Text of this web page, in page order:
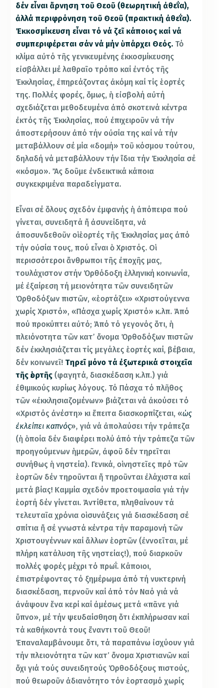
δέν εἶναι ἄρνηση τοῦ Θεοῦ (θεωρητική ἀθεΐα),
ἀλλά περιφρόνηση τοῦ Θεοῦ (πρακτική ἀθεΐα).
Ἐκκοσμίκευση εἶναι τό νά ζεῖ κάποιος καί νά
συμπεριφέρεται σάν νά μήν ὑπάρχει Θεός. Τό
κλίμα αὐτό τῆς γενικευμένης ἐκκοσμίκευσης
εἰσβάλλει μέ λαθραῖο τρόπο καί ἐντός τῆς
Ἐκκλησίας, ἐπηρεάζοντας ἀκόμη καί τίς ἑορτές
της. Πολλές φορές, ὅμως, ἡ εἰσβολή αὐτή
σχεδιάζεται μεθοδευμένα ἀπό σκοτεινά κέντρα
ἐκτός τῆς Ἐκκλησίας, πού ἐπιχειροῦν νά τήν
ἀποστερήσουν ἀπό τήν οὐσία της καί νά τήν
μεταβάλλουν σέ μία «δομή» τοῦ κόσμου τούτου,
δηλαδή νά μεταβάλλουν τήν ἴδια τήν Ἐκκλησία σέ
«κόσμο». Ἄς δοῦμε ἐνδεικτικά κάποια
συγκεκριμένα παραδείγματα.
Εἶναι σέ ὅλους σχεδόν ἐμφανής ἡ ἀπόπειρα πού
γίνεται, συνειδητά ἤ ἀσυνείδητα, νά
ἀποσυνδεθοῦν οἱ ἑορτές τῆς Ἐκκλησίας μας ἀπό
τήν οὐσία τους, πού εἶναι ὁ Χριστός. Οἱ
περισσότεροι ἄνθρωποι τῆς ἐποχῆς μας,
τουλάχιστον στήν Ὀρθόδοξη ἑλληνική κοινωνία,
μέ ἐξαίρεση τή μειονότητα τῶν συνειδητῶν
Ὀρθοδόξων πιστῶν, «ἑορτάζει» «Χριστούγεννα
χωρίς Χριστό», «Πάσχα χωρίς Χριστό» κ.λπ. Ἀπό
πού προκύπτει αὐτό; Ἀπό τό γεγονός ὅτι, ἡ
πλειόνοτητα τῶν κατ’ ὄνομα Ὀρθοδόξων πιστῶν
δέν ἐκκλησιάζεται τίς μεγάλες ἑορτές καί, βέβαια,
δέν κοινωνεῖ! Τηρεῖ μόνο τά ἐξωτερικά στοιχεῖα
τῆς ἑορτῆς (φαγητά, διασκέδαση κ.λπ.) γιά
ἐθιμικούς κυρίως λόγους. Τό Πάσχα τό πλῆθος
τῶν «ἐκκλησιαζομένων» βιάζεται νά ἀκούσει τό
«Χριστός ἀνέστη» κι ἔπειτα διασκορπίζεται, «ὡς
ἐκλείπει καπνός», γιά νά ἀπολαύσει τήν τράπεζα
(ἡ ὁποία δέν διαφέρει πολύ ἀπό τήν τράπεζα τῶν
προηγούμενων ἡμερῶν, ἀφοῦ δέν τηρεῖται
συνήθως ἡ νηστεία). Γενικά, οἱ νηστεῖες πρό τῶν
ἑορτῶν δέν τηροῦνται ἤ τηροῦνται ἐλάχιστα καί
μετά βίας! Καμμία σχεδόν προετοιμασία γιά τήν
ἑορτή δέν γίνεται. Ἀντίθετα, πληθαίνουν τά
τελευταῖα χρόνια οἱ συνάξεις γιά διασκέδαση σέ
σπίτια ἤ σέ γνωστά κέντρα τήν παραμονή τῶν
Χριστουγέννων καί ἄλλων ἑορτῶν (ἐννοεῖται, μέ
πλήρη κατάλυση τῆς νηστείας!), πού διαρκοῦν
πολλές φορές μέχρι τό πρωΐ. Κάποιοι,
ἐπιστρέφοντας τό ξημέρωμα ἀπό τή νυκτερινή
διασκέδαση, περνοῦν καί ἀπό τόν Ναό γιά νά
ἀνάψουν ἕνα κερί καί ἀμέσως μετά «πᾶνε γιά
ὕπνο», μέ τήν ψευδαίσθηση ὅτι ἐκπλήρωσαν καί
τά καθήκοντά τους ἔναντι τοῦ Θεοῦ!
Ἐπαναλαμβάνουμε ὅτι, τά παραπάνω ἰσχύουν γιά
τήν πλειονότητα τῶν κατ’ ὄνομα Χριστιανῶν καί
ὄχι γιά τούς συνειδητούς Ὀρθοδόξους πιστούς,
πού θεωροῦν ἀδιανότητο τόν ἑορτασμό χωρίς